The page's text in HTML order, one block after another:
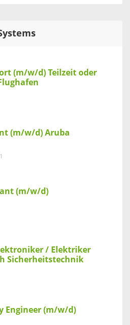
(m/w/d) Teilzeit oder
(m/w/d) Aruba
(m/w/d)
/ Elektriker
Sicherheitstechnik
Engineer (m/w/d)